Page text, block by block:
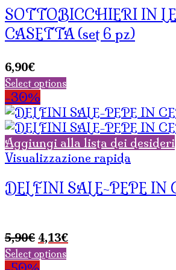
SOTTOBICCHIERI IN
CASETTA (set 6 pz)
6,90€
Select options
-30%
Aggiungi alla lista dei desideri
Visualizzazione rapida
DELFINI SALE-PEPE IN
5,90€ Il
prezzo
originale
4,13€Il
Select options